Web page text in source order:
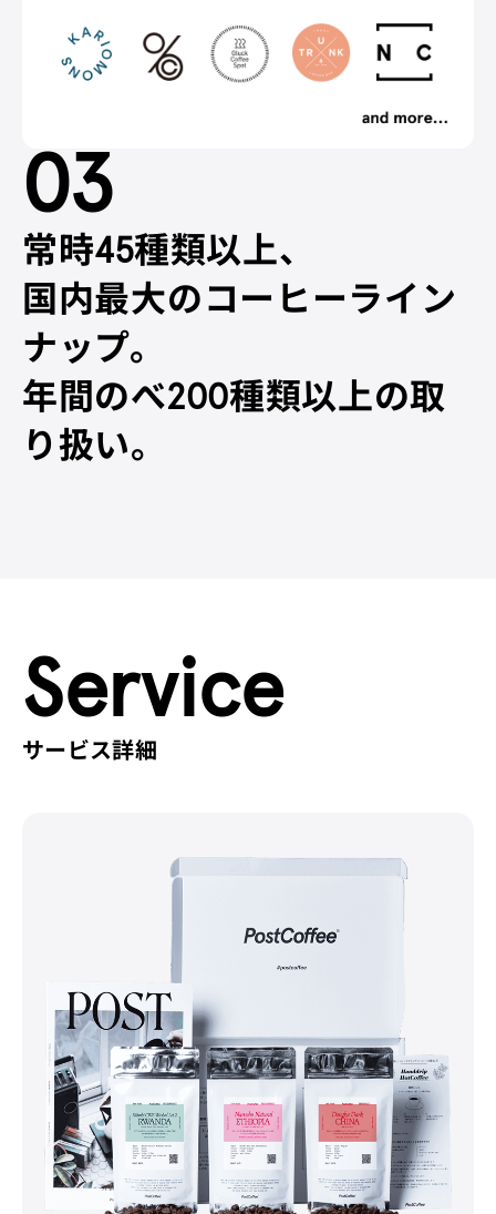
03
常時45種類以上、
国内最大のコーヒーライン
ナップ。
年間のべ200種類以上の取
り扱い。
Service
サービス詳細